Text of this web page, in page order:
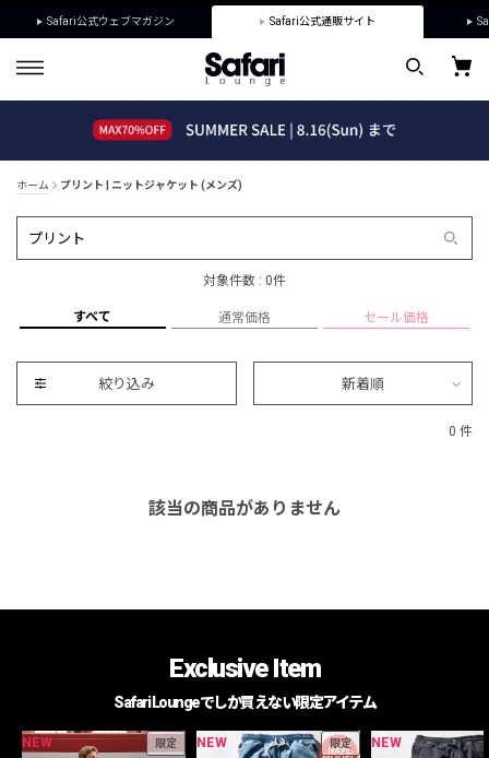
Safari公式ウェブマガジン Safari公式通販サイト
ホーム プリント | ニットジャケット (メンズ)
対象件数 : 0件
すべて 通常価格 セール価格
絞り込み 新着順
0 件
該当の商品がありません
Exclusive Item
Safari Loungeでしか買えない限定アイテム
NEW 限定 NEW 限定 NEW